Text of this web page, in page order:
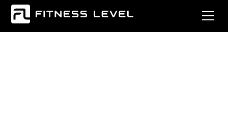
MONATLICH
KÜNDBAR